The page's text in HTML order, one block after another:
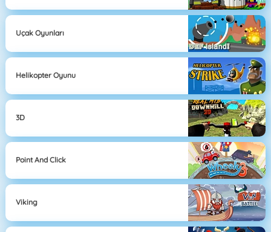
Uçak Oyunları
Helikopter Oyunu
3D
Point And Click
Viking